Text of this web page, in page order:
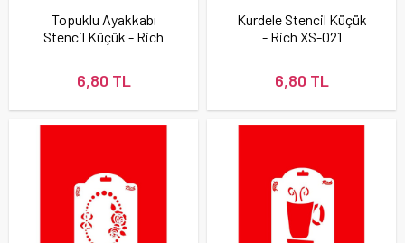
Topuklu Ayakkabı
Stencil Küçük - Rich
6,80 TL
Kurdele Stencil Küçük
- Rich XS-021
6,80 TL